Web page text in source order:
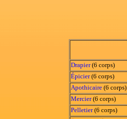
Drapier(6 corps)
Épicier(6 corps)
Apothicaire (6 corps)
Mercier(6 corps)
Pelletier(6 corps)